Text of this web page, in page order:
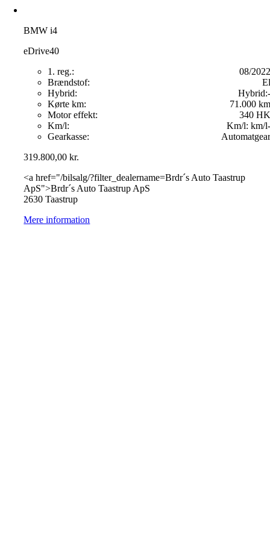
BMW i4
eDrive40
1. reg.:
08/2022
Brændstof:
El
Hybrid:
Hybrid:-
Kørte km:
71.000 km
Motor effekt:
340 HK
Km/l:
Km/l: -
km/l
Gearkasse:
Automatgear
319.800,00kr.
<a href="/bilsalg/?filter_dealername=Brdr´s Auto Taastrup
ApS">Brdr´s Auto Taastrup ApS
2630 Taastrup
Mere information